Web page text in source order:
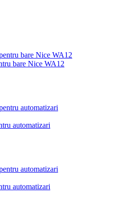
bare Nice WA12
automatizari
automatizari